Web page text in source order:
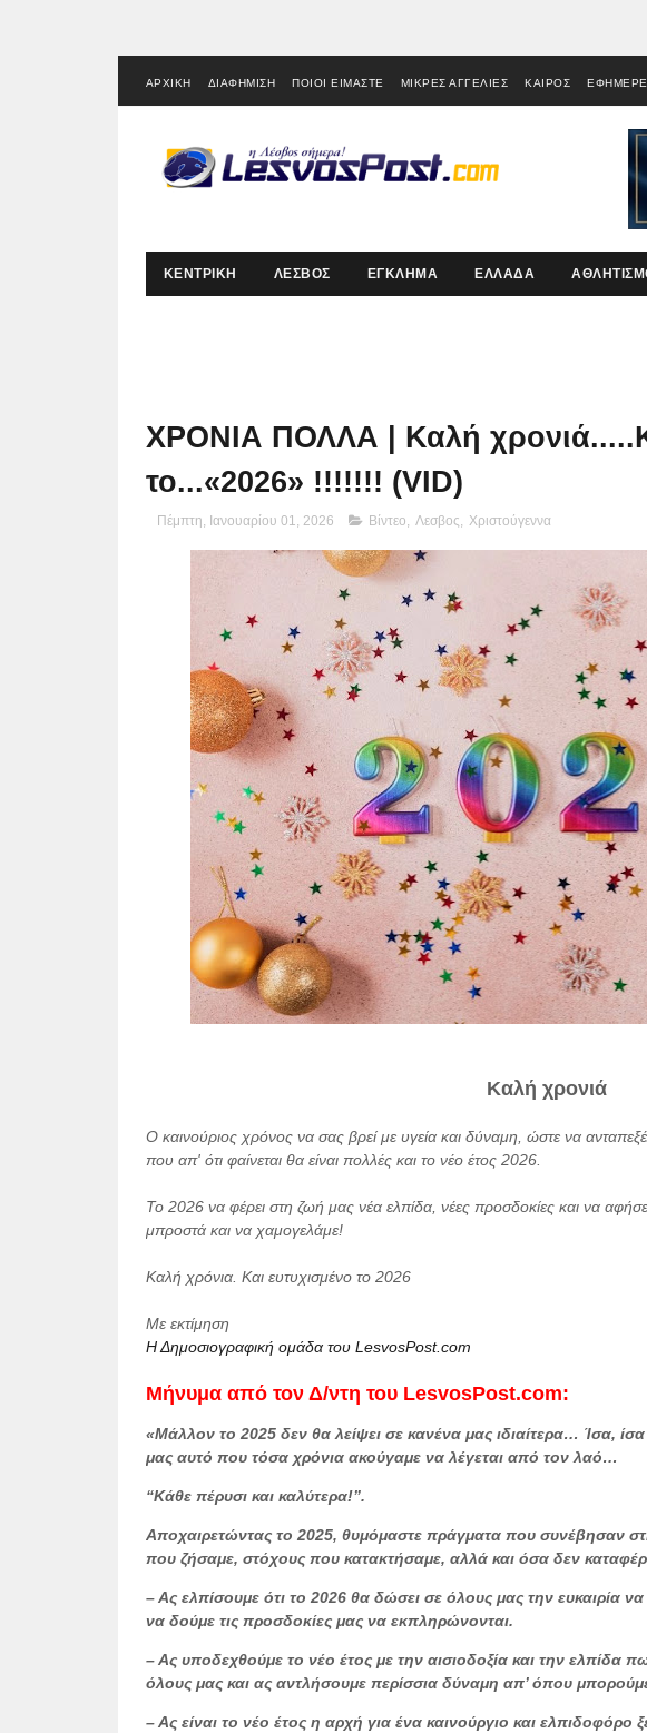
ΑΡΧΙΚΗ ΔΙΑΦΗΜΙΣΗ ΠΟΙΟΙ ΕΙΜΑΣΤΕ ΜΙΚΡΕΣ ΑΓΓΕΛΙΕΣ ΚΑΙΡΟΣ
ΚΕΝΤΡΙΚΗ ΛΕΣΒΟΣ ΕΓΚΛΗΜΑ ΕΛΛΑΔΑ
ΧΡΟΝΙΑ ΠΟΛΛΑ | Καλή
το...«2026» !!!!!!! (VID)
Πέμπτη, Ιανουαρίου 01, 2026 Βίντεο, Λεσβος, Χριστούγεννα
Καλή χρονιά
Ο καινούριος χρόνος να σας βρεί με υγεία και δύναμη, ώστε να
που απ' ότι φαίνεται θα είναι πολλές και το νέο έτος 2026.
Το 2026 να φέρει στη ζωή μας νέα ελπίδα, νέες προσδοκίες και να
μπροστά και να χαμογελάμε!
Καλή χρόνια. Και ευτυχισμένο το 2026
Με εκτίμηση
Η Δημοσιογραφική ομάδα του LesvosPost.com
Μήνυμα από τον Δ/ντη του LesvosPost.com:
«Μάλλον το 2025 δεν θα λείψει σε κανένα μας ιδιαίτερα… Ίσα,
μας αυτό που τόσα χρόνια ακούγαμε να λέγεται από τον λαό…
“Κάθε πέρυσι και καλύτερα!”.
Αποχαιρετώντας το 2025, θυμόμαστε πράγματα που συνέβησαν
που ζήσαμε, στόχους που κατακτήσαμε, αλλά και όσα δεν
– Ας ελπίσουμε ότι το 2026 θα δώσει σε όλους μας την ευκαιρία
να δούμε τις προσδοκίες μας να εκπληρώνονται.
– Ας υποδεχθούμε το νέο έτος με την αισιοδοξία και την ελπίδα
όλους μας και ας αντλήσουμε περίσσια δύναμη απ’ όπου
– Ας είναι το νέο έτος η αρχή για ένα καινούργιο και ελπιδοφόρο